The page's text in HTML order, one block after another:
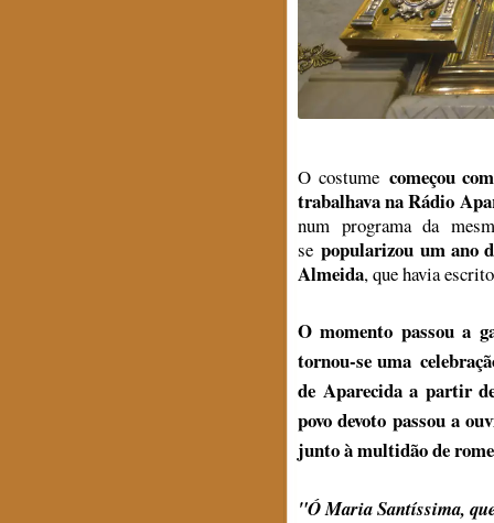
O costume começou
trabalhava na Rádio
num programa da
sepopularizou um ano
Almeida, que havia
O momento passou a
tornou-se uma
de Aparecida a partir
povo devoto passou a
junto à multidão de
"Ó Maria Santíssima,